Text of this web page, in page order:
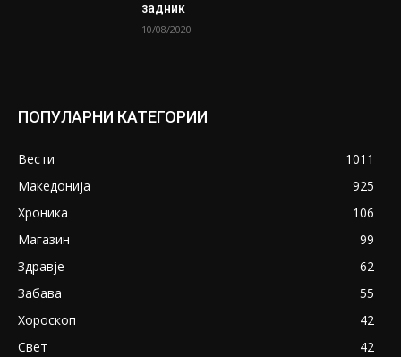
задник
10/08/2020
ПОПУЛАРНИ КАТЕГОРИИ
Вести
1011
Македонија
925
Хроника
106
Магазин
99
Здравје
62
Забава
55
Хороскоп
42
Свет
42